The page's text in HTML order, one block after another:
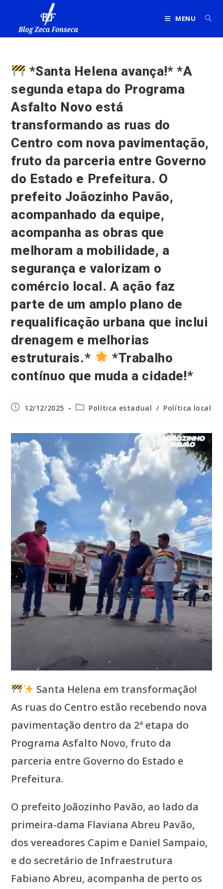
MENU
*Santa Helena avança!* *A
segunda etapa do Programa
Asfalto Novo está
transformando as ruas do
Centro com nova pavimentação,
fruto da parceria entre Governo
do Estado e Prefeitura. O
prefeito Joãozinho Pavão,
acompanhado da equipe,
acompanha as obras que
melhoram a mobilidade, a
segurança e valorizam o
comércio local. A ação faz
parte de um amplo plano de
requalificação urbana que inclui
drenagem e melhorias
estruturais.*
*Trabalho
contínuo que muda a cidade!*
Post12/12/2025
Categoria
Política estadual / Política local
Santa Helena em transformação!
As ruas do Centro estão recebendo nova
pavimentação dentro da 2ª etapa do
Programa Asfalto Novo, fruto da
parceria entre Governo do Estado e
Prefeitura.
O prefeito Joãozinho Pavão, ao lado da
primeira-dama Flaviana Abreu Pavão,
dos vereadores Capim e Daniel Sampaio,
e do secretário de Infraestrutura
Fabiano Abreu, acompanha de perto os